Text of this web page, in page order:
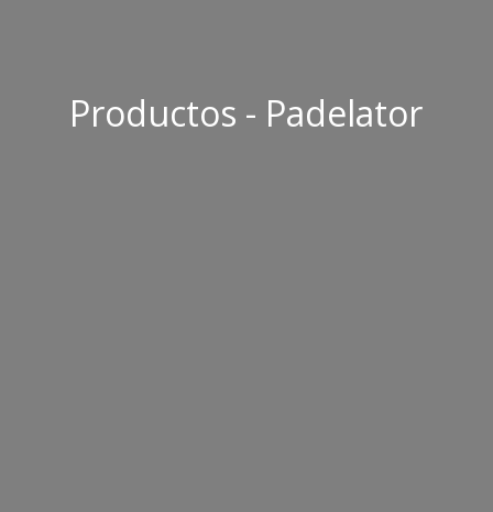
Productos - Padelator